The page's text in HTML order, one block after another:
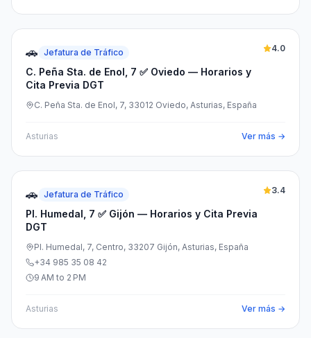
🚗 Jefatura de Tráfico
C. Peña Sta. de Enol, 7 ✅ Oviedo — Horarios y
Cita Previa DGT
4.0
C. Peña Sta. de Enol, 7, 33012 Oviedo, Asturias, España
Asturias Ver más →
🚗 Jefatura de Tráfico
Pl. Humedal, 7 ✅ Gijón — Horarios y Cita Previa
DGT
3.4
Pl. Humedal, 7, Centro, 33207 Gijón, Asturias, España
+34 985 35 08 42
9 AM to 2 PM
Asturias Ver más →